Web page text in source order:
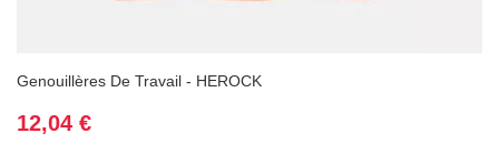
Genouillères De Travail - HEROCK
Prix
12,04 €